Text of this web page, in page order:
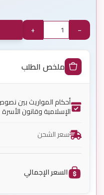
−
+
ملخص الطلب
أحكام المواريث بين
الإسلامية وقانون الأسرة
سعر الشحن
السعر الإجمالي